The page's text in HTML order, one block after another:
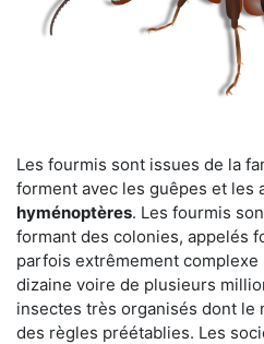
Les fourmis sont issues de la
forment avec les guêpes et les
hyménoptères. Les fourmis
formant des colonies, appelés
parfois extrêmement complexe
dizaine voire de plusieurs
insectes très organisés dont le
des règles préétablies. Les